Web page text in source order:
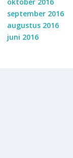
september 2016
augustus 2016
juni 2016